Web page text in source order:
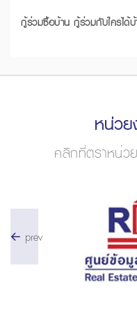
กู้ร่วมซื้อบ้าน กู้ร่วมกับใครไ
หน่ว
คลิกที่ตราหน่ว
prev